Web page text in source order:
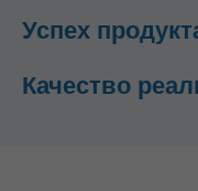
Успех
Качество